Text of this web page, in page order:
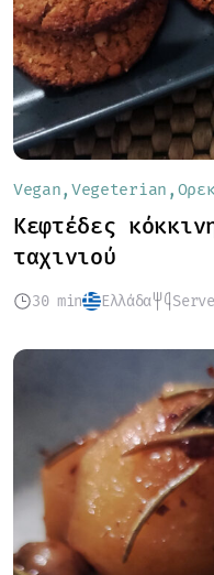
Vegan Vegeterian
Κεφτέδες
ταχινιού
30 min Ελλάδα